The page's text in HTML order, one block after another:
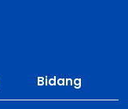
Bidang